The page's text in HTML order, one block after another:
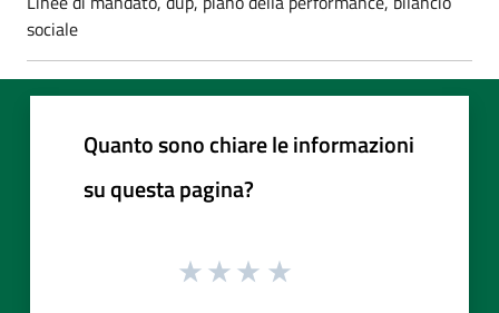
sociale
Quanto sono chiare le informazioni
su questa pagina?